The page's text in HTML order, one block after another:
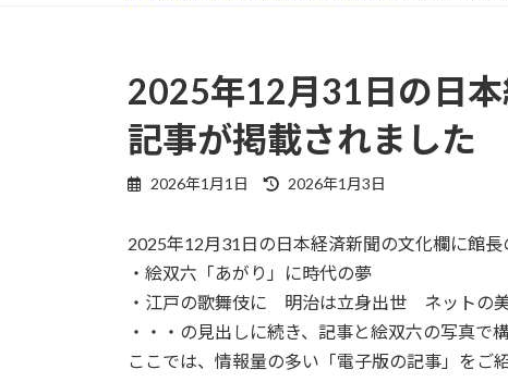
2025年12月31日の日
記事が掲載されました
2026年1月1日
最
新
日
時
:
2026年1月3日
2025年12月31日の日本経済新聞の文化欄に館長
・絵双六「あがり」に時代の夢
・江戸の歌舞伎に 明治は立身出世 ネットの
・・・の見出しに続き、記事と絵双六の写真で
ここでは、情報量の多い「電子版の記事」をご